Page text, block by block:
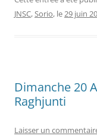
JNSC,Sorio, le29 juin
Dimanche 20
Raghjunti
Laisser un